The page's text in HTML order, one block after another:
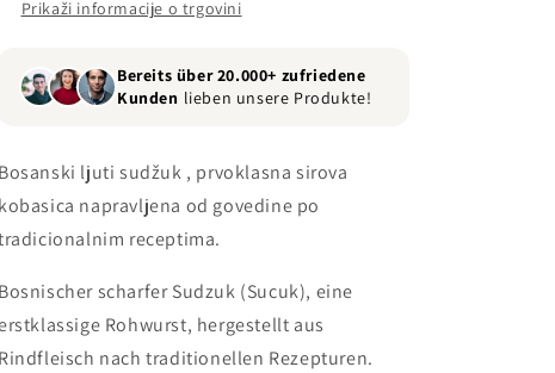
Prikaži informacije o trgovini
Bereits über 20.000+ zufriedene
Kunden lieben unsere Produkte!
Bosanski ljuti sudžuk , prvoklasna sirova
kobasica napravljena od govedine po
receptima.
Bosnischer scharfer Sudzuk (Sucuk), eine
Rohwurst, hergestellt aus
Rindfleisch nach traditionellen Rezepturen.